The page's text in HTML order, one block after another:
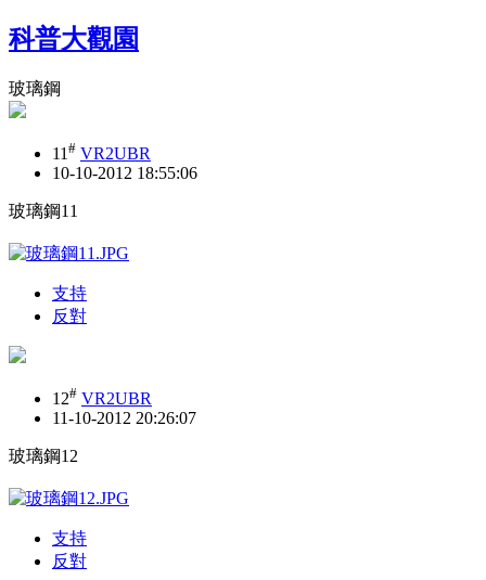
科普大觀園
玻璃鋼
11 # VR2UBR
10-10-2012 18:55:06
玻璃鋼11
支持
反對
12# VR2UBR
11-10-2012 20:26:07
玻璃鋼12
支持
反對